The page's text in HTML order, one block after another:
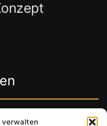
verwalten